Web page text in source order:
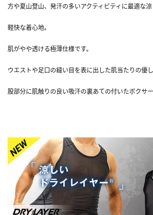
方や夏山登山、発汗の多いアクティビティに最適な涼
軽快な着心地。
肌がやや透ける極薄仕様です。
ウエストや足口の縫い目を表に出した肌当たりの優し
股部分に肌触りの良い吸汗の裏あての付いたボクサー